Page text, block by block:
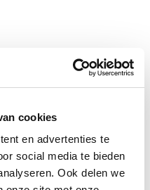
cookies
en advertenties te
social media te bieden
Ook delen we